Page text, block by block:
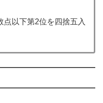
以下第2位を四捨五入